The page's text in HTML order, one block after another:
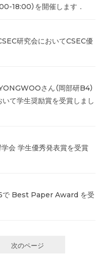
18:00）を開催します．
研究会においてCSEC優
さん（岡部研B4）
て学生奨励賞を受賞しまし
学会 学生優秀発表賞を受賞
で Best Paper Award を受
次のページ